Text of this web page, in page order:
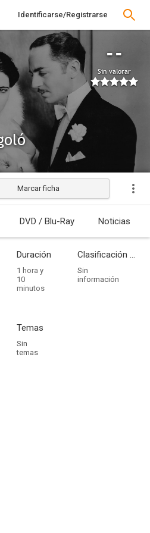
Identificarse/Registrarse
--
Sin valorar
Estrenada
Marcar ficha
DVD / Blu-Ray Noticias
Duración
1 hora y
10
minutos
Clasificación por edades
Sin
información
Temas
Sin
temas